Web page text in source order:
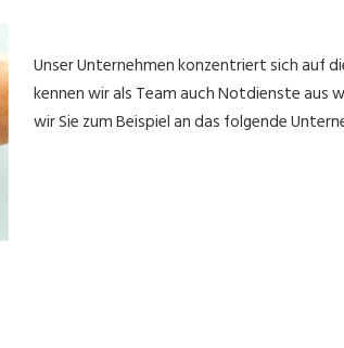
Unser Unternehmen konzentriert sich auf
kennen wir als Team auch Notdienste aus
wir Sie zum Beispiel an das folgende